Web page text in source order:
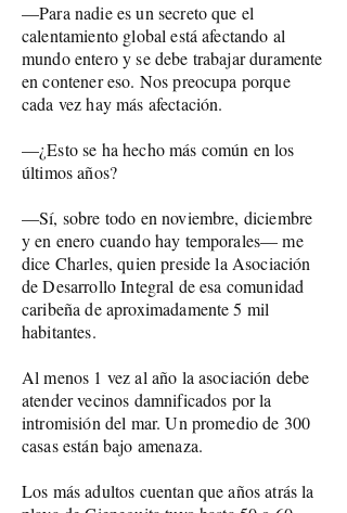
—Para nadie es un secreto que el
calentamiento global está afectando al
mundo entero y se debe trabajar duramente
en contener eso. Nos preocupa porque
cada vez hay más afectación.
—¿Esto se ha hecho más común en los
últimos años?
—Sí, sobre todo en noviembre, diciembre
y en enero cuando hay temporales— me
dice Charles, quien preside la Asociación
de Desarrollo Integral de esa comunidad
caribeña de aproximadamente 5 mil
habitantes.
Al menos 1 vez al año la asociación debe
atender vecinos damnificados por la
intromisión del mar. Un promedio de 300
casas están bajo amenaza.
Los más adultos cuentan que años atrás la